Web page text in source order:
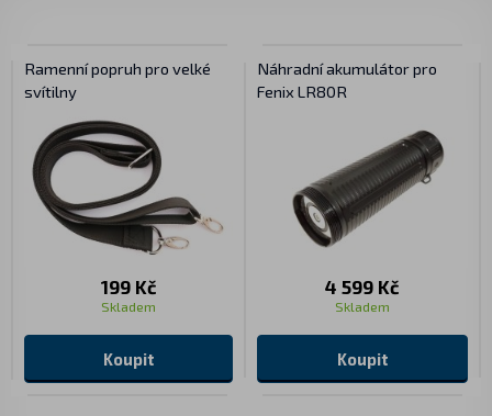
Ramenní popruh pro velké
svítilny
199 Kč
Skladem
Koupit
Náhradní akumulátor pro
Fenix LR80R
4 599 Kč
Skladem
Koupit